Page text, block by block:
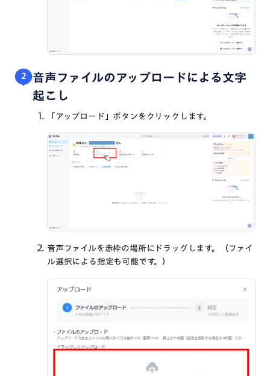
2
音声ファイルのアップロードによる文字
起こし
「アップロード」ボタンをクリックします。
音声ファイルを赤枠の場所にドラッグします。（ファイ
ル選択による指定も可能です。）